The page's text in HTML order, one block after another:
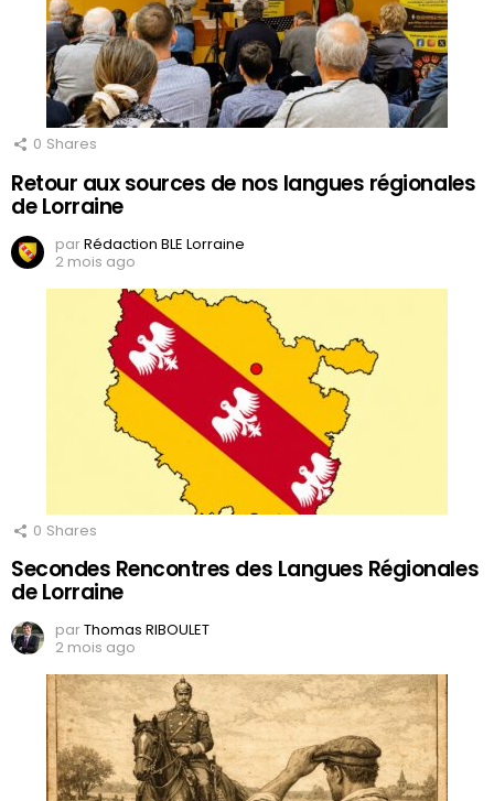
0 Shares
Retour aux sources de nos langues régionales
de Lorraine
parRédaction BLE Lorraine
2 mois ago
0 Shares
Secondes Rencontres des Langues Régionales
de Lorraine
parThomas RIBOULET
2 mois ago